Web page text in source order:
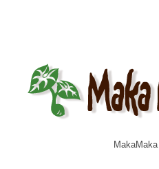
MakaMaka